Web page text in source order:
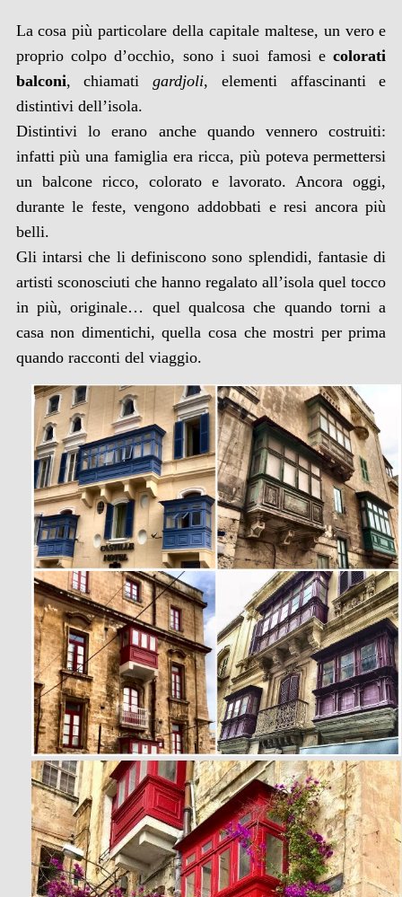
La cosa più particolare della capitale maltese, un vero e
proprio colpo d’occhio, sono i suoi famosi ecolorati
balconi, chiamatigardjoli, elementi affascinanti e
distintivi dell’isola.
Distintivi lo erano anche quando vennero costruiti:
infatti più una famiglia era ricca, più poteva permettersi
un balcone ricco, colorato e lavorato. Ancora oggi,
durante le feste, vengono addobbati e resi ancora più
belli.
Gli intarsi che li definiscono sono splendidi, fantasie di
artisti sconosciuti che hanno regalato all’isola quel tocco
in più, originale… quel qualcosa che quando torni a
casa non dimentichi, quella cosa che mostri per prima
quando racconti del viaggio.